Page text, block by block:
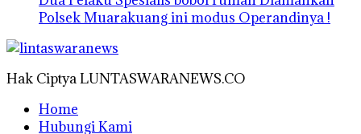
Polsek Muarakuang ini modus Operandinya !
Hak Ciptya LUNTASWARANEWS.CO
Home
Hubungi Kami